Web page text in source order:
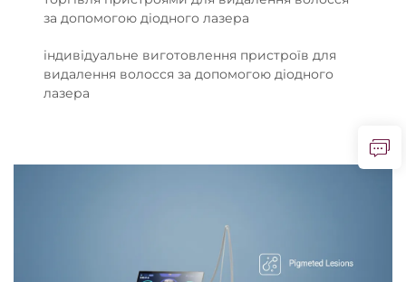
за допомогою діодного лазера
індивідуальне виготовлення пристроїв для
видалення волосся за допомогою діодного
лазера